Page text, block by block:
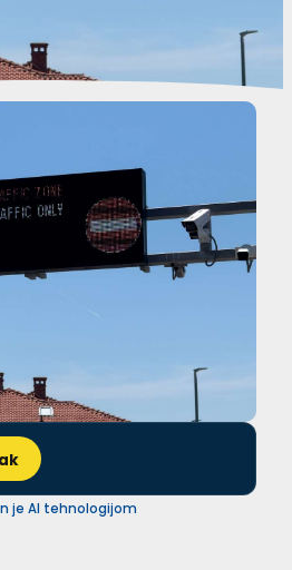
je AI tehnologijom